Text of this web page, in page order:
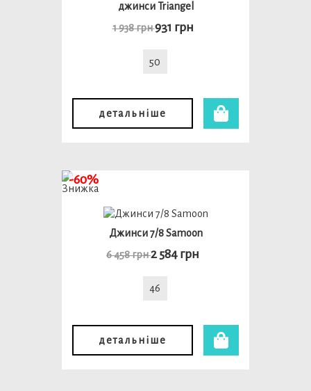
джинси Triangel
1 938 грн931 грн
50
детальніше
Джинси 7/8 Samoon
6 458 грн2 584 грн
46
детальніше
-60%